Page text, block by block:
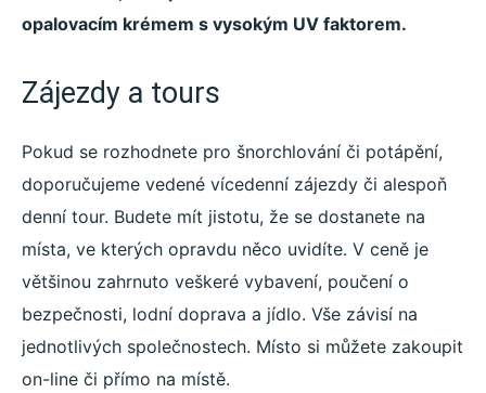
opalovacím krémem s vysokým UV faktorem.
Zájezdy a tours
Pokud se rozhodnete pro šnorchlování či potápění,
doporučujeme vedené vícedenní zájezdy či alespoň
denní tour. Budete mít jistotu, že se dostanete na
místa, ve kterých opravdu něco uvidíte. V ceně je
většinou zahrnuto veškeré vybavení, poučení o
bezpečnosti, lodní doprava a jídlo. Vše závisí na
jednotlivých společnostech. Místo si můžete zakoupit
on-line či přímo na místě.